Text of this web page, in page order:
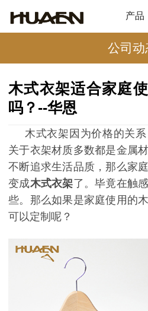
产品
公司动
木式衣架适合家庭
吗？--华恩
木式衣架因为价格的关
关于衣架材质多数都是金属
不断追求生活品质，那么家
变成木式衣架了。毕竟在触
些。那么如果是家庭使用的
可以定制呢？